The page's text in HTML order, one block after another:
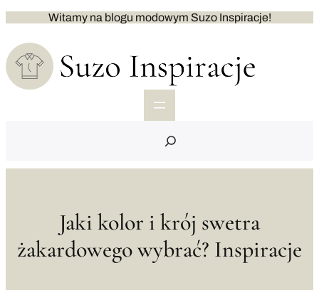
treści
Witamy na blogu modowym Suzo Inspiracje!
Jaki kolor i krój swetra
żakardowego wybrać? Inspiracje